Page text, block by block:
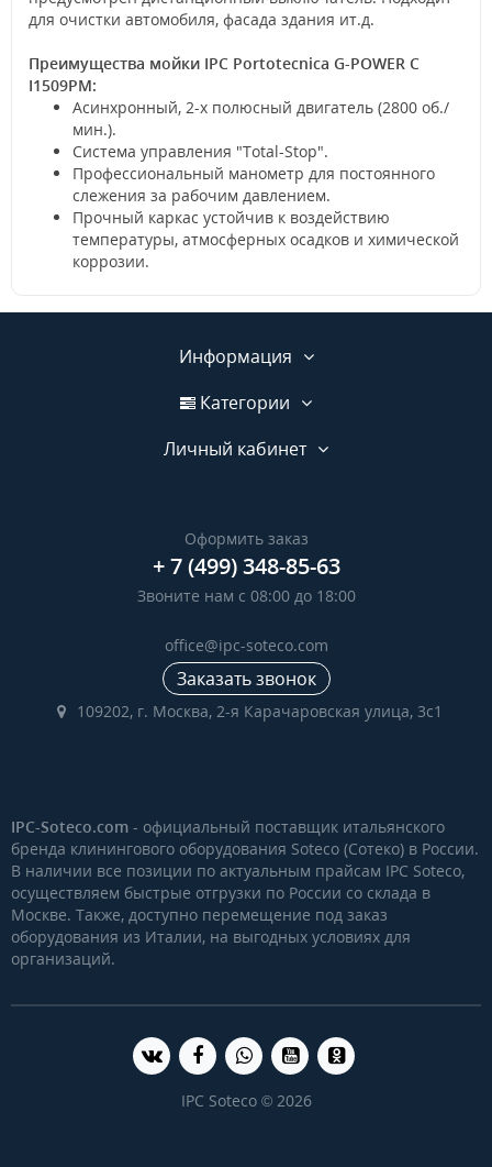
для очистки автомобиля, фасада здания ит.д.
Преимущества мойки IPC Portotecnica G-POWER C
I1509PM:
Асинхронный, 2-х полюсный двигатель (2800 об./
мин.).
Система управления "Total-Stop".
Профессиональный манометр для постоянного
слежения за рабочим давлением.
Прочный каркас устойчив к воздействию
температуры, атмосферных осадков и химической
коррозии.
Информация
Категории
Личный кабинет
Оформить заказ
+ 7 (499) 348-85-63
Звоните нам с 08:00 до 18:00
office@ipc-soteco.com
Заказать звонок
109202, г. Москва, 2-я Карачаровская улица, 3с1
IPC-Soteco.com - официальный поставщик итальянского
бренда клинингового оборудования Soteco (Сотеко) в России.
В наличии все позиции по актуальным прайсам IPC Soteco,
осуществляем быстрые отгрузки по России со склада в
Москве. Также, доступно перемещение под заказ
оборудования из Италии, на выгодных условиях для
организаций.
IPC Soteco © 2026